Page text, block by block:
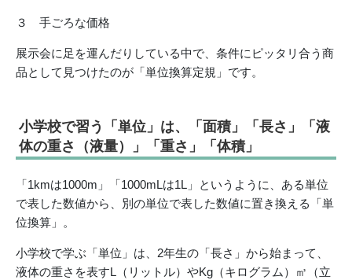
３ 手ごろな価格
展示会に足を運んだりしている中で、条件にピッタリ合う商
品として見つけたのが「単位換算定規」です。
小学校で習う「単位」は、「面積」「長さ」「液
体の重さ（液量）」「重さ」「体積」
「1kmは1000m」「1000mLは1L」というように、ある単位
で表した数値から、別の単位で表した数値に置き換える「単
位換算」。
小学校で学ぶ「単位」は、2年生の「長さ」から始まって、
液体の重さを表すL（リットル）やKg（キログラム）㎥（立